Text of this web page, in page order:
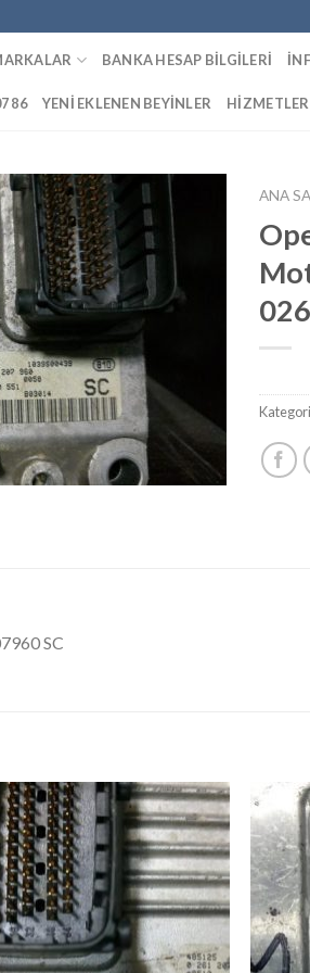
BANKA HESAP BILGILERI
86 YENI EKLENEN BEYINLER
İstek
Listeme
ANA
SC
İstek
Listeme
Ekle